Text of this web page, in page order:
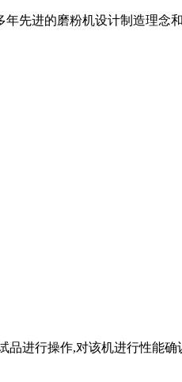
先进的磨粉机设计制造理念
进行操作,对该机进行性能确